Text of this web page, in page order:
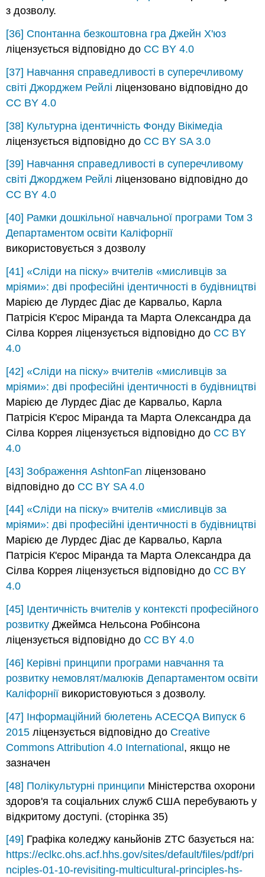
з дозволу.
[36] Спонтанна безкоштовна гра Джейн Х'юз
ліцензується відповідно до CC BY 4.0
[37] Навчання справедливості в суперечливому
світі Джорджем Рейлі ліцензовано відповідно до
CC BY 4.0
[38] Культурна ідентичність Фонду Вікімедіа
ліцензується відповідно до CC BY SA 3.0
[39] Навчання справедливості в суперечливому
світі Джорджем Рейлі ліцензовано відповідно до
CC BY 4.0
[40] Рамки дошкільної навчальної програми Том 3
Департаментом освіти Каліфорнії
використовується з дозволу
[41] «Сліди на піску» вчителів «мисливців за
мріями»: дві професійні ідентичності в будівництві
Марією де Лурдес Діас де Карвальо, Карла
Патрісія К'єрос Міранда та Марта Олександра да
Сілва Коррея ліцензується відповідно до CC BY
4.0
[42] «Сліди на піску» вчителів «мисливців за
мріями»: дві професійні ідентичності в будівництві
Марією де Лурдес Діас де Карвальо, Карла
Патрісія К'єрос Міранда та Марта Олександра да
Сілва Коррея ліцензується відповідно до CC BY
4.0
[43] Зображення AshtonFan ліцензовано
відповідно до CC BY SA 4.0
[44] «Сліди на піску» вчителів «мисливців за
мріями»: дві професійні ідентичності в будівництві
Марією де Лурдес Діас де Карвальо, Карла
Патрісія К'єрос Міранда та Марта Олександра да
Сілва Коррея ліцензується відповідно до CC BY
4.0
[45] Ідентичність вчителів у контексті професійного
розвитку Джеймса Нельсона Робінсона
ліцензується відповідно до CC BY 4.0
[46] Керівні принципи програми навчання та
розвитку немовлят/малюків Департаментом освіти
Каліфорнії використовуються з дозволу.
[47] Інформаційний бюлетень ACECQA Випуск 6
2015 ліцензується відповідно до Creative
Commons Attribution 4.0 International, якщо не
зазначен
[48] Полікультурні принципи Міністерства охорони
здоров'я та соціальних служб США перебувають у
відкритому доступі. (сторінка 35)
[49] Графіка коледжу каньйонів ZTC базується на:
https://eclkc.ohs.acf.hhs.gov/sites/default/files/pdf/pri
nciples-01-10-revisiting-multicultural-principles-hs-